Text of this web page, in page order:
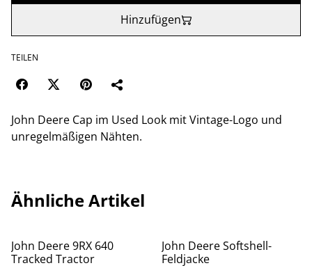
Hinzufügen
TEILEN
John Deere Cap im Used Look mit Vintage-Logo und
unregelmäßigen Nähten.
Ähnliche Artikel
John Deere 9RX 640
Tracked Tractor
John Deere Softshell-
Feldjacke